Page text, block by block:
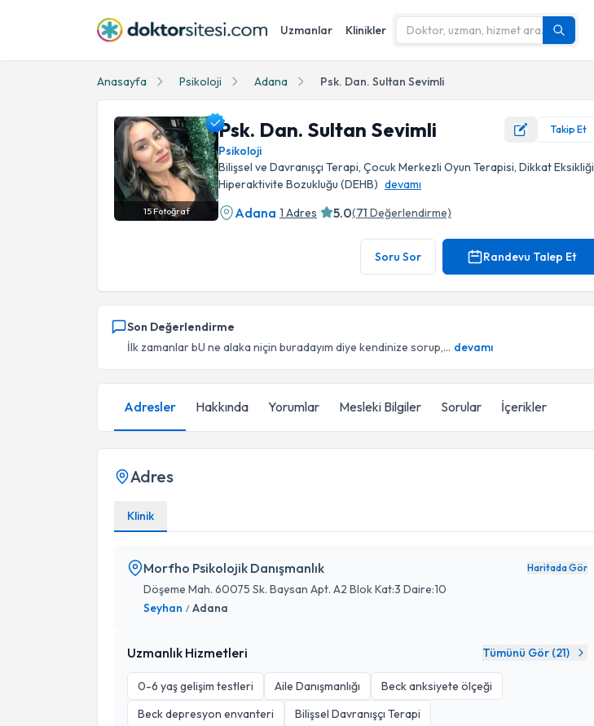
Uzmanlar Klinikler
Anasayfa Psikoloji Adana Psk. Dan. Sultan Sevimli
15Fotoğraf
Psk. Dan. Sultan Sevimli Takip Et
Psikoloji
Bilişsel ve Davranışçı Terapi, Çocuk Merkezli Oyun Terapisi, Dikkat Eksikliği
Hiperaktivite Bozukluğu (DEHB) devamı
Adana 1 Adres 5.0(71 Değerlendirme)
Soru Sor Randevu Talep Et
Son Değerlendirme
İlk zamanlar bU ne alaka niçin buradayım diye kendinize sorup,... devamı
Adresler Hakkında Yorumlar Mesleki Bilgiler Sorular İçerikler
Adres
Klinik
Morfho Psikolojik Danışmanlık Haritada Gör
Döşeme Mah. 60075 Sk. Baysan Apt. A2 Blok Kat:3 Daire:10
Seyhan / Adana
Uzmanlık Hizmetleri Tümünü Gör (21)
0-6 yaş gelişim testleri Aile Danışmanlığı
Beck anksiyete ölçeği
Beck depresyon envanteri
Bilişsel Davranışçı Terapi